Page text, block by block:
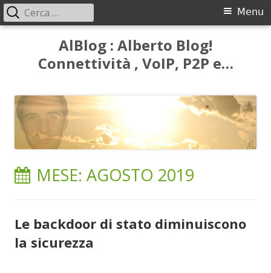
contenuto
AlBlog : Alberto Blog!
Connettività , VoIP, P2P e…
Menu
principale
Menu
Ricerca
per:
MESE: AGOSTO 2019
Le backdoor di stato diminuiscono
la sicurezza